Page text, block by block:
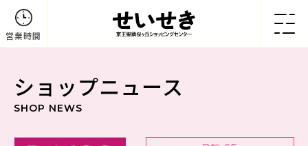
営業時間
ショップニュース
SHOP NEWS